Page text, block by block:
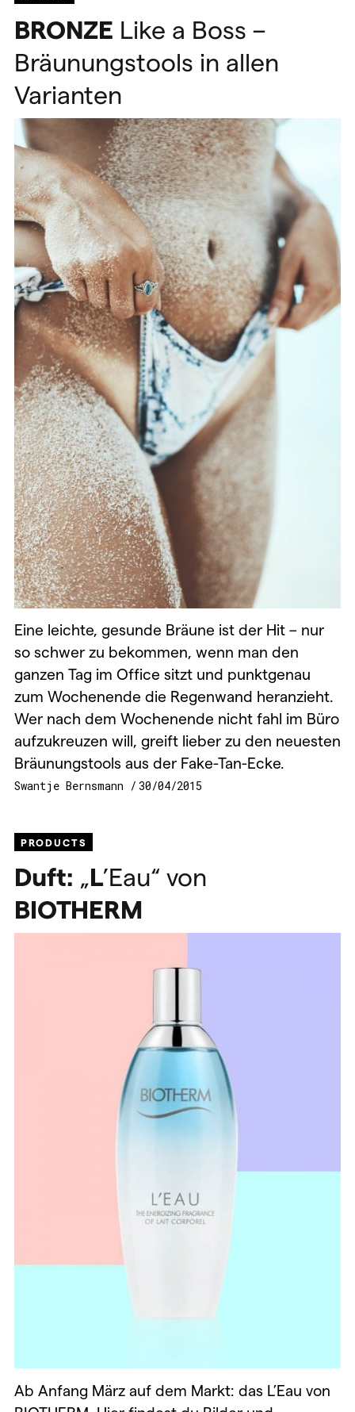
BRONZE Like a Boss –
Bräunungstools in allen
Varianten
Eine leichte, gesunde Bräune ist der Hit – nur
so schwer zu bekommen, wenn man den
ganzen Tag im Office sitzt und punktgenau
zum Wochenende die Regenwand heranzieht.
Wer nach dem Wochenende nicht fahl im Büro
aufzukreuzen will, greift lieber zu den neuesten
Bräunungstools aus der Fake-Tan-Ecke.
Swantje Bernsmann 30/04/2015
PRODUCTS
Duft: „L’Eau“ von
BIOTHERM
Ab Anfang März auf dem Markt: das L’Eau von